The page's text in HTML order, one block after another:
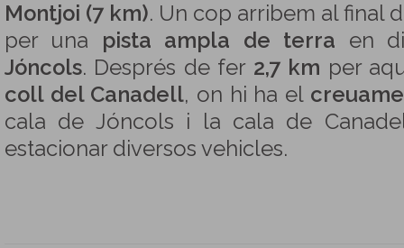
Montjoi (7 km). Un cop arribem al final
per una pista ampla de terra en
Jóncols. Després de fer 2,7 km per
coll del Canadell, on hi ha el
cala de Jóncols i la cala de
estacionar diversos vehicles.